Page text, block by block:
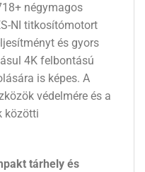
négymagos
NI titkosítómotort
és gyors
4K felbontású
is képes. A
védelmére és a
közötti
tárhely és